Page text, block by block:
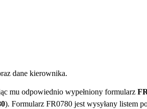
dane kierownika.
mu odpowiednio wypełniony formularz
). Formularz FR0780 jest wysyłany listem